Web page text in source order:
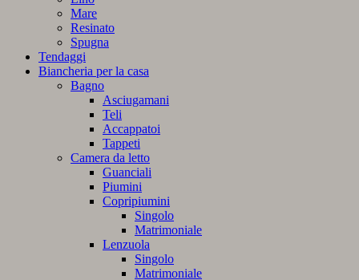
Mare
Resinato
Spugna
Tendaggi
Biancheria per la casa
Bagno
Asciugamani
Teli
Accappatoi
Tappeti
Camera da letto
Guanciali
Piumini
Copripiumini
Singolo
Matrimoniale
Lenzuola
Singolo
Matrimoniale